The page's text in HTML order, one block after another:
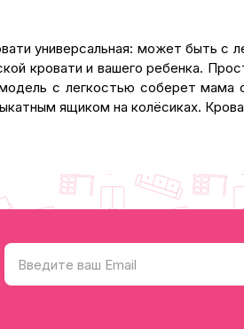
универсальная: может быть с
кровати и вашего ребенка.
с легкостью соберет
ящиком на колёсиках.